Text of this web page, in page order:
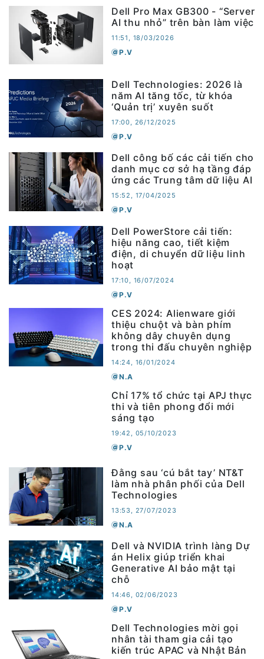
Dell Pro Max GB300 - “Server
AI thu nhỏ” trên bàn làm việc
11:51, 18/03/2026
P.V
Dell Technologies: 2026 là
năm AI tăng tốc, từ khóa
‘Quản trị’ xuyên suốt
17:00, 26/12/2025
P.V
Dell công bố các cải tiến cho
danh mục cơ sở hạ tầng đáp
ứng các Trung tâm dữ liệu AI
15:52, 17/04/2025
P.V
Dell PowerStore cải tiến:
hiệu năng cao, tiết kiệm
điện, di chuyển dữ liệu linh
hoạt
17:10, 16/07/2024
P.V
CES 2024: Alienware giới
thiệu chuột và bàn phím
không dây chuyên dụng
trong thi đấu chuyên nghiệp
14:24, 16/01/2024
N.A
Chỉ 17% tổ chức tại APJ thực
thi và tiên phong đổi mới
sáng tạo
19:42, 05/10/2023
P.V
Đằng sau ‘cú bắt tay’ NT&T
làm nhà phân phối của Dell
Technologies
13:53, 27/07/2023
N.A
Dell và NVIDIA trình làng Dự
án Helix giúp triển khai
Generative AI bảo mật tại
chỗ
14:46, 02/06/2023
P.V
Dell Technologies mời gọi
nhân tài tham gia cải tạo
kiến trúc APAC và Nhật Bản